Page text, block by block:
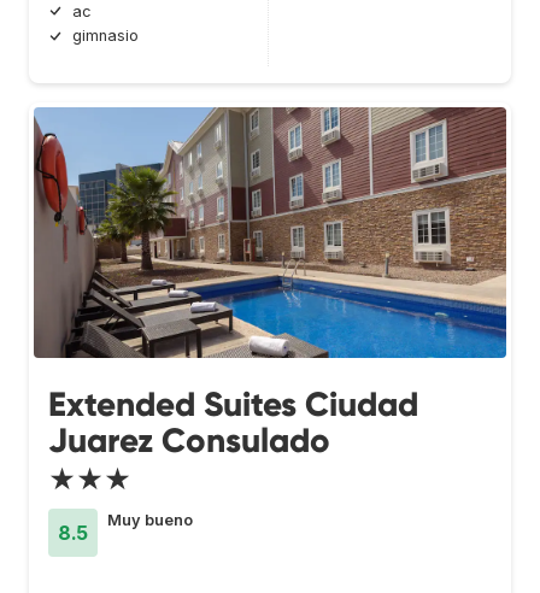
ac
gimnasio
Extended Suites Ciudad
Juarez Consulado
★★★
8.5
Muy bueno